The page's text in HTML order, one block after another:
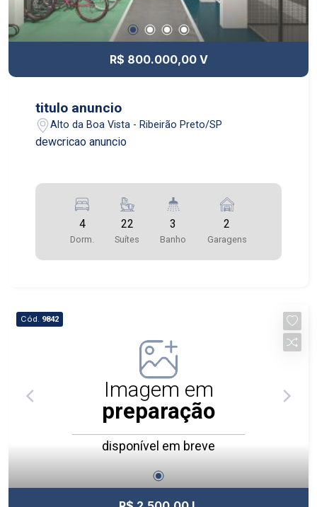
R$ 800.000,00 V
titulo anuncio
Alto da Boa Vista - Ribeirão Preto/SP
dewcricao anuncio
4
Dorm.
22
Suítes
3
Banho
2
Garagens
Cód. 9842
Imagem em
preparação
disponível em breve